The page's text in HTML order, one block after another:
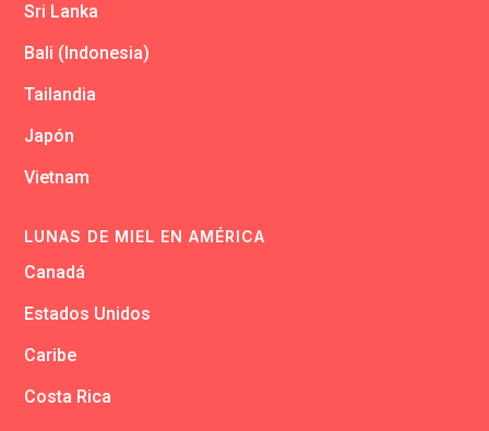
Sri Lanka
Bali (Indonesia)
Tailandia
Japón
Vietnam
LUNAS DE MIEL EN AMÉRICA
Canadá
Estados Unidos
Caribe
Costa Rica